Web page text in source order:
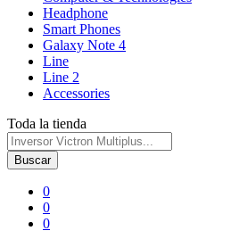
Headphone
Smart Phones
Galaxy Note 4
Line
Line 2
Accessories
Toda la tienda
Buscar
0
0
0